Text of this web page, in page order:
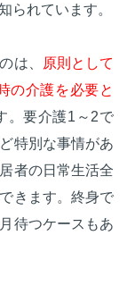
られています。
は、
原則として
の介護を必要と
。要介護1～2で
特別な事情があ
者の日常生活全
きます。終身で
待つケースもあ